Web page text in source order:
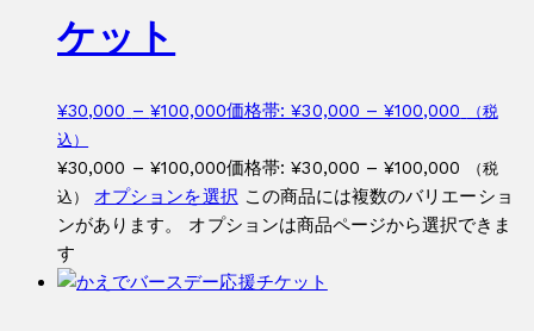
ケット
¥30,000 – ¥100,000価格帯: ¥30,000 – ¥100,000
（税
込）
¥30,000 – ¥100,000価格帯: ¥30,000 – ¥100,000
（税
込）
オプションを選択 この商品には複数のバリエーショ
ンがあります。 オプションは商品ページから選択できま
す